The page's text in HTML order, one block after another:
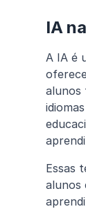
IA
A IA é
alunos
Essas
alunos